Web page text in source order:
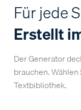
Für jede
Erstellt
Der Generator
brauchen.
Textbibliothek.